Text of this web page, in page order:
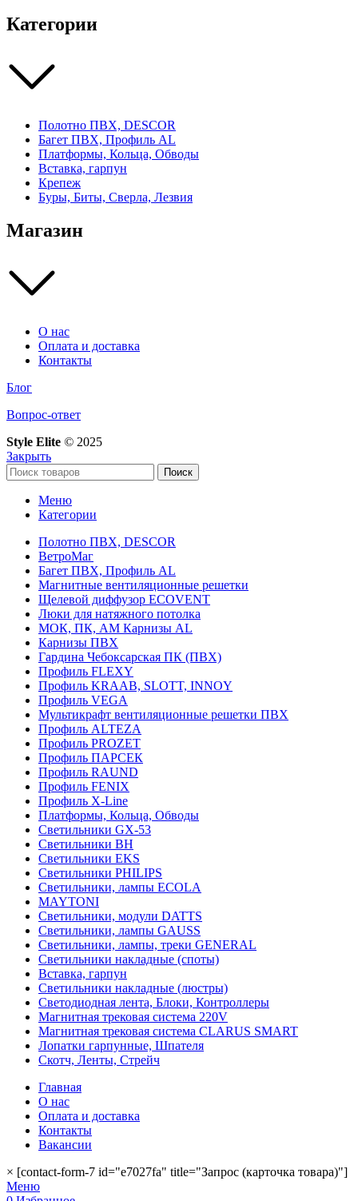
Категории
Полотно ПВХ, DESCOR
Багет ПВХ, Профиль AL
Платформы, Кольца, Обводы
Вставка, гарпун
Крепеж
Буры, Биты, Сверла, Лезвия
Магазин
О нас
Оплата и доставка
Контакты
Блог
Вопрос-ответ
Style Elite © 2025
Закрыть
Поиск
Меню
Категории
Полотно ПВХ, DESCOR
ВетроМаг
Багет ПВХ, Профиль AL
Магнитные вентиляционные решетки
Щелевой диффузор ECOVENT
Люки для натяжного потолка
МОК, ПК, АМ Карнизы AL
Карнизы ПВХ
Гардина Чебоксарская ПК (ПВХ)
Профиль FLEXY
Профиль KRAAB, SLOTT, INNOY
Профиль VEGA
Мультикрафт вентиляционные решетки ПВХ
Профиль ALTEZA
Профиль PROZET
Профиль ПАРСЕК
Профиль RAUND
Профиль FENIX
Профиль Х-Line
Платформы, Кольца, Обводы
Светильники GX-53
Светильники BH
Светильники EKS
Светильники PHILIPS
Светильники, лампы ECOLA
MAYTONI
Светильники, модули DATTS
Светильники, лампы GAUSS
Светильники, лампы, треки GENERAL
Светильники накладные (споты)
Вставка, гарпун
Светильники накладные (люстры)
Светодиодная лента, Блоки, Контроллеры
Магнитная трековая система 220V
Магнитная трековая система CLARUS SMART
Лопатки гарпунные, Шпателя
Скотч, Ленты, Стрейч
Главная
О нас
Оплата и доставка
Контакты
Вакансии
× [contact-form-7 id="e7027fa" title="Запрос (карточка товара)"]
Меню